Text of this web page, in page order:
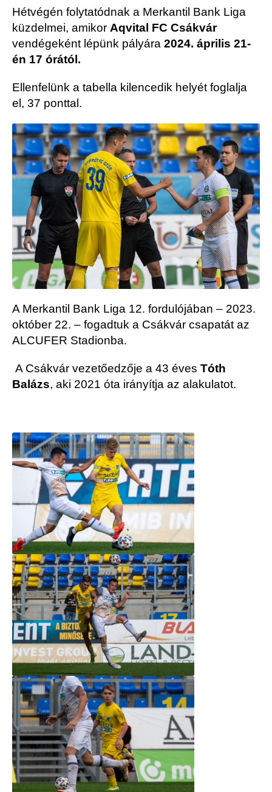
Hétvégén folytatódnak a Merkantil Bank Liga
küzdelmei, amikor Aqvital FC Csákvár
vendégeként lépünk pályára 2024. április 21-
én 17 órától.
Ellenfelünk a tabella kilencedik helyét foglalja
el, 37 ponttal.
A Merkantil Bank Liga 12. fordulójában – 2023.
október 22. – fogadtuk a Csákvár csapatát az
ALCUFER Stadionba.
A Csákvár vezetőedzője a 43 éves Tóth
Balázs, aki 2021 óta irányítja az alakulatot.